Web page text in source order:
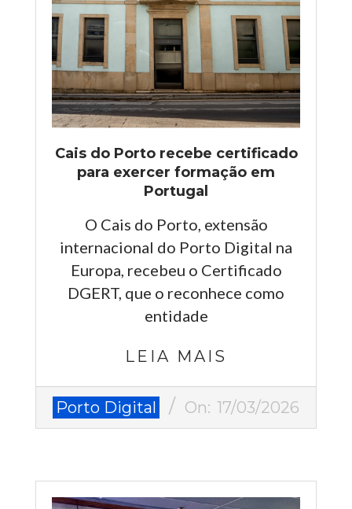
Cais do Porto recebe certificado
para exercer formação em
Portugal
O Cais do Porto, extensão
internacional do Porto Digital na
Europa, recebeu o Certificado
DGERT, que o reconhece como
entidade
LEIA MAIS
2026-
03-
Porto Digital On: 17/03/2026